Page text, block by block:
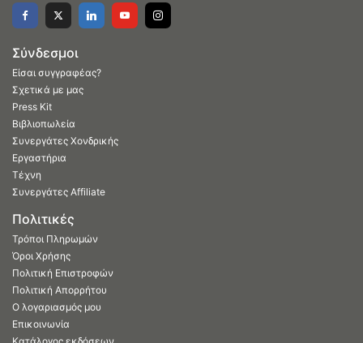
Σύνδεσμοι
Είσαι συγγραφέας?
Σχετικά με μας
Press Kit
Βιβλιοπωλεία
Συνεργάτες Χονδρικής
Εργαστήρια
Τέχνη
Συνεργάτες Affiliate
Πολιτικές
Τρόποι Πληρωμών
Όροι Χρήσης
Πολιτική Επιστροφών
Πολιτική Απορρήτου
Ο λογαριασμός μου
Επικοινωνία
Κατάλογος εκδόσεων